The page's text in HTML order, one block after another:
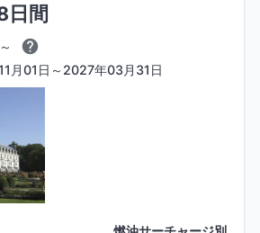
日間
月01日～2027年03月31日